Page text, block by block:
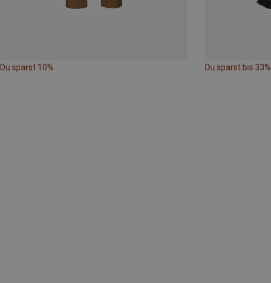
Du sparst 10% Du sparst bis 33%